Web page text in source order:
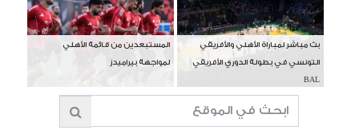
بث مباشر لمباراة الأهلي والأفريقي
التونسي في بطولة الدوري الأفريقي
BAL
المستبعدين من قائمة الأهلي
لمواجهة بيراميدز